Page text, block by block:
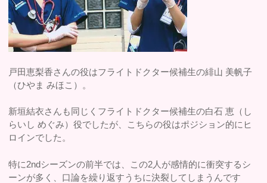
戸田恵梨香さんの役はフライトドクター候補生の緋山 美帆子
（ひやま みほこ）。
新垣結衣さんも同じくフライトドクター候補生の白石 恵（し
らいし めぐみ）役でしたが、こちらの役はポジション的にヒ
ロインでした。
特に2ndシーズンの前半では、この2人が感情的に衝突するシ
ーンが多く、口論を繰り返すうちに決裂してしまうんです